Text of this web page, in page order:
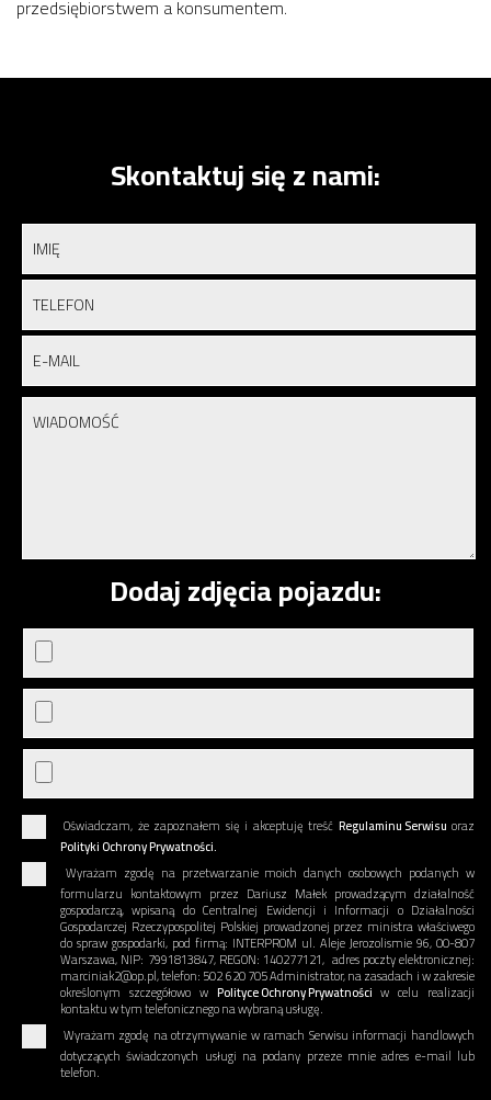
przedsiębiorstwem a konsumentem.
Skontaktuj się z nami:
Dodaj zdjęcia pojazdu:
Oświadczam, że zapoznałem się i akceptuję treść Regulaminu Serwisu oraz
Polityki Ochrony Prywatności.
Wyrażam zgodę na przetwarzanie moich danych osobowych podanych w
formularzu kontaktowym przez Dariusz Małek prowadzącym działalność
gospodarczą, wpisaną do Centralnej Ewidencji i Informacji o Działalności
Gospodarczej Rzeczypospolitej Polskiej prowadzonej przez ministra właściwego
do spraw gospodarki, pod firmą: INTERPROM ul. Aleje Jerozolismie 96, 00-807
Warszawa, NIP: 7991813847, REGON: 140277121, adres poczty elektronicznej:
marciniak2@op.pl, telefon: 502 620 705 Administrator, na zasadach i w zakresie
określonym szczegółowo w Polityce Ochrony Prywatności w celu realizacji
kontaktu w tym telefonicznego na wybraną usługę.
Wyrażam zgodę na otrzymywanie w ramach Serwisu informacji handlowych
dotyczących świadczonych usługi na podany przeze mnie adres e-mail lub
telefon.